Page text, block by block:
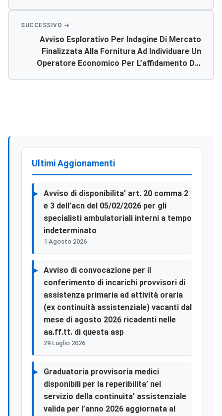
Avviso Esplorativo Per Indagine Di Mercato
Finalizzata Alla Fornitura Ad Individuare Un
Operatore Economico Per L’affidamento Del
Ultimi Aggionamenti
Avviso di disponibilita’ art. 20 comma 2
e 3 dell’acn del 05/02/2026 per gli
specialisti ambulatoriali interni a tempo
indeterminato
1 Agosto 2026
Avviso di convocazione per il
conferimento di incarichi provvisori di
assistenza primaria ad attività oraria
(ex continuità assistenziale) vacanti dal
mese di agosto 2026 ricadenti nelle
aa.ff.tt. di questa asp
29 Luglio 2026
Graduatoria provvisoria medici
disponibili per la reperibilita’ nel
servizio della continuita’ assistenziale
valida per l’anno 2026 aggiornata al